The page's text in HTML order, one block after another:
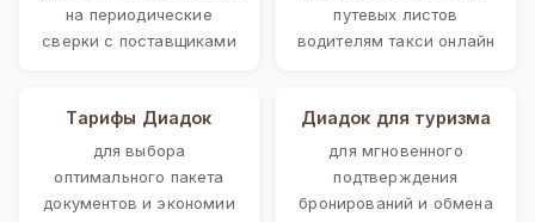
на периодические
сверки с поставщиками
путевых листов
водителям такси онлайн
Тарифы Диадок
для выбора
оптимального пакета
документов и экономии
Диадок для туризма
для мгновенного
подтверждения
бронирований и обмена